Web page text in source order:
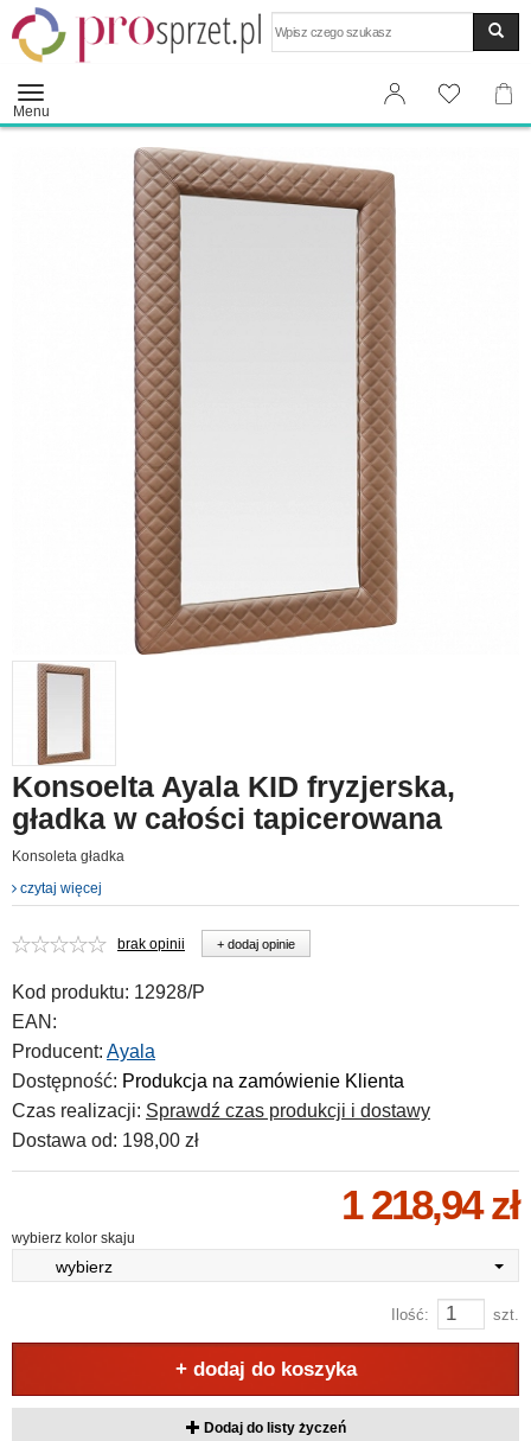
Menu
Konsoelta Ayala KID fryzjerska,
gładka w całości tapicerowana
Konsoleta gładka
czytaj więcej
brak opinii + dodaj opinie
Kod produktu: 12928/P
EAN:
Producent: Ayala
Dostępność: Produkcja na zamówienie Klienta
Czas realizacji: Sprawdź czas produkcji i dostawy
Dostawa od: 198,00 zł
1 218,94 zł
wybierz kolor skaju
wybierz
Ilość: szt.
+ dodaj do koszyka
Dodaj do listy życzeń